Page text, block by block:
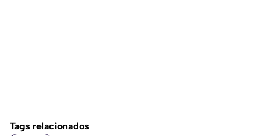
Tags relacionados